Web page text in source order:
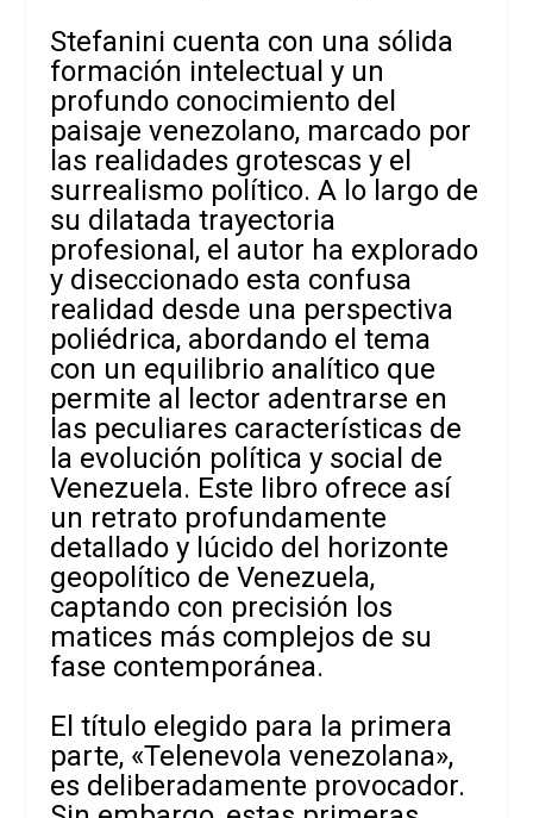
Stefanini cuenta con una sólida
formación intelectual y un
profundo conocimiento del
paisaje venezolano, marcado por
las realidades grotescas y el
surrealismo político. A lo largo de
su dilatada trayectoria
profesional, el autor ha explorado
y diseccionado esta confusa
realidad desde una perspectiva
poliédrica, abordando el tema
con un equilibrio analítico que
permite al lector adentrarse en
las peculiares características de
la evolución política y social de
Venezuela. Este libro ofrece así
un retrato profundamente
detallado y lúcido del horizonte
geopolítico de Venezuela,
captando con precisión los
matices más complejos de su
fase contemporánea.
El título elegido para la primera
parte, «Telenevola venezolana»,
es deliberadamente provocador.